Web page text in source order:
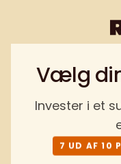
Vælg
Invester i et
7 UD AF 10